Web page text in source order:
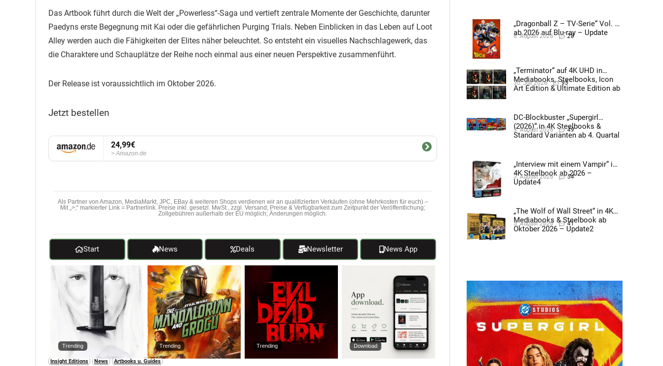
Das Artbook führt durch die Welt der „Powerless“-Saga und vertieft zentrale Momente der Geschichte, darunter
Paedyns erste Begegnung mit Kai oder die gefährlichen Purging Trials. Neben Einblicken in das Leben auf Loot
Alley werden auch die Fähigkeiten der Elites näher beleuchtet. So entsteht ein visuelles Nachschlagewerk, das
die Charaktere und Schauplätze der Reihe noch einmal aus einer neuen Perspektive zusammenführt.
Der Release ist voraussichtlich im Oktober 2026.
Jetzt bestellen
24,99€
Amazon.de
Als Partner von Amazon, MediaMarkt, JPC, EBay & weiteren Shops verdienen wir an qualifizierten Verkäufen (ohne Mehrkosten für euch) –
Mit „>;“ markierter Link = Partnerlink. Preise inkl. gesetzl. MwSt., zzgl. Versand; Preise & Verfügbarkeit zum Zeitpunkt der Veröffentlichung;
Zollgebühren außerhalb der EU möglich; Änderungen möglich.
Start News Deals Newsletter News App
Trending Trending Trending Download
Insight Editions News Artbooks u. Guides
„Dragonball Z – TV-Serie“ Vol. 4
ab 2026 auf Blu-ray – Update
6. August 2026 28
„Terminator“ auf 4K UHD in
Mediabooks, Steelbooks, Icon
Art Edition & Ultimate Edition ab
30. Juli 2026 95
DC-Blockbuster „Supergirl
(2026)“ in 4K Steelbooks &
Standard Varianten ab 4. Quartal
3. August 2026 49
„Interview mit einem Vampir“ im
4K Steelbook ab 2026 –
Update4
3. August 2026 54
„The Wolf of Wall Street“ in 4K
Mediabooks & Steelbook ab
Oktober 2026 – Update2
5. August 2026 41